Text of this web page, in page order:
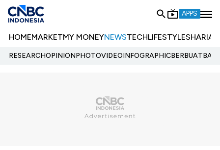
APPS
HOMEMARKETMY MONEYNEWSTECHLIFESTYLESHARIA
RESEARCHOPINIONPHOTOVIDEOINFOGRAPHIC